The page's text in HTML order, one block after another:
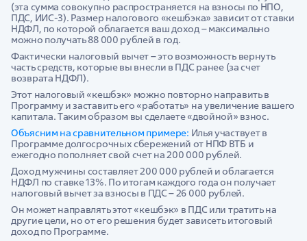
(эта сумма совокупно распространяется на взносы по НПО,
ПДС, ИИС-3). Размер налогового «кешбэка» зависит от ставки
НДФЛ, по которой облагается ваш доход – максимально
можно получать 88 000 рублей в год.
Фактически налоговый вычет – это возможность вернуть
часть средств, которые вы внесли в ПДС ранее (за счет
возврата НДФЛ).
Этот налоговый «кешбэк» можно повторно направить в
Программу и заставить его «работать» на увеличение вашего
капитала. Таким образом вы сделаете «двойной» взнос.
Объясним на сравнительном примере: Илья участвует в
Программе долгосрочных сбережений от НПФ ВТБ и
ежегодно пополняет свой счет на 200 000 рублей.
Доход мужчины составляет 200 000 рублей и облагается
НДФЛ по ставке 13%. По итогам каждого года он получает
налоговый вычет за взносы в ПДС – 26 000 рублей.
Он может направлять этот «кешбэк» в ПДС или тратить на
другие цели, но от его решения будет зависеть итоговый
доход по Программе.